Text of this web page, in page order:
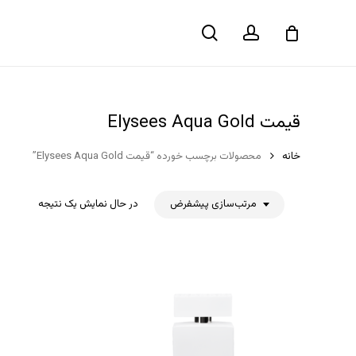
جستجوحساب
کاربری سبد خرید
قیمت Elysees Aqua Gold
خانه محصولات برچسب خورده “قیمت Elysees Aqua Gold”
در حال نمایش یک نتیجه مرتب‌سازی پیشفرض